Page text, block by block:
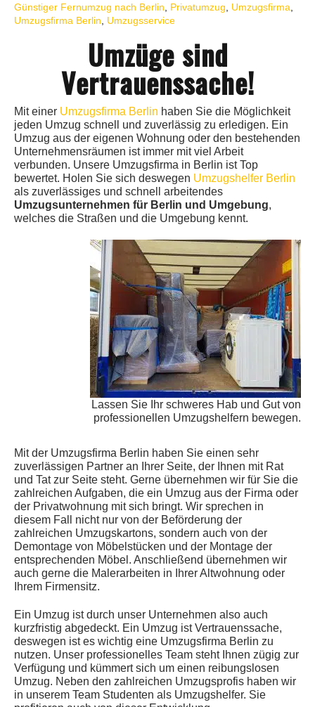
Günstiger Fernumzug nach Berlin
Privatumzug Umzugsfirma
Umzugsfirma Berlin
Umzugsservice
Umzüge sind
Vertrauenssache!
Mit einer Umzugsfirma Berlin haben Sie die Möglichkeit
jeden Umzug schnell und zuverlässig zu erledigen. Ein
Umzug aus der eigenen Wohnung oder den bestehenden
Unternehmensräumen ist immer mit viel Arbeit
verbunden. Unsere Umzugsfirma in Berlin ist Top
bewertet. Holen Sie sich deswegen Umzugshelfer Berlin
als zuverlässiges und schnell arbeitendes
Umzugsunternehmen für Berlin und Umgebung,
welches die Straßen und die Umgebung kennt.
Lassen Sie Ihr schweres Hab und Gut von
professionellen Umzugshelfern bewegen.
Mit der Umzugsfirma Berlin haben Sie einen sehr
zuverlässigen Partner an Ihrer Seite, der Ihnen mit Rat
und Tat zur Seite steht. Gerne übernehmen wir für Sie die
zahlreichen Aufgaben, die ein Umzug aus der Firma oder
der Privatwohnung mit sich bringt. Wir sprechen in
diesem Fall nicht nur von der Beförderung der
zahlreichen Umzugskartons, sondern auch von der
Demontage von Möbelstücken und der Montage der
entsprechenden Möbel. Anschließend übernehmen wir
auch gerne die Malerarbeiten in Ihrer Altwohnung oder
Ihrem Firmensitz.
Ein Umzug ist durch unser Unternehmen also auch
kurzfristig abgedeckt. Ein Umzug ist Vertrauenssache,
deswegen ist es wichtig eine Umzugsfirma Berlin zu
nutzen. Unser professionelles Team steht Ihnen zügig zur
Verfügung und kümmert sich um einen reibungslosen
Umzug. Neben den zahlreichen Umzugsprofis haben wir
in unserem Team Studenten als Umzugshelfer. Sie